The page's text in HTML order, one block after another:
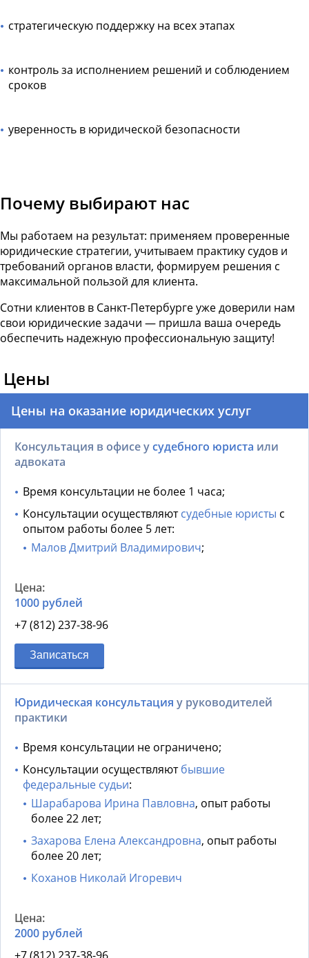
стратегическую поддержку на всех этапах
контроль за исполнением решений и соблюдением
сроков
уверенность в юридической безопасности
Почему выбирают нас
Мы работаем на результат: применяем проверенные
юридические стратегии, учитываем практику судов и
требований органов власти, формируем решения с
максимальной пользой для клиента.
Сотни клиентов в Санкт-Петербурге уже доверили нам
свои юридические задачи — пришла ваша очередь
обеспечить надежную профессиональную защиту!
Цены
Цены на оказание юридических услуг
Консультация в офисе усудебного юриста или
адвоката
Время консультации не более 1 часа;
Консультации осуществляютсудебные юристы с
опытом работы более 5 лет:
Малов Дмитрий Владимирович;
1000 рублей
+7 (812) 237-38-96
Записаться
Юридическая консультация у руководителей
практики
Время консультации не ограничено;
Консультации осуществляютбывшие
федеральные судьи:
Шарабарова Ирина Павловна, опыт работы
более 22 лет;
Захарова Елена Александровна, опыт работы
более 20 лет;
Коханов Николай Игоревич
2000 рублей